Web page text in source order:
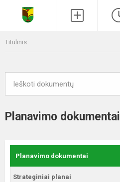
Titulinis
Planavimo dokumentai
Planavimo dokumentai
Strateginiai planai